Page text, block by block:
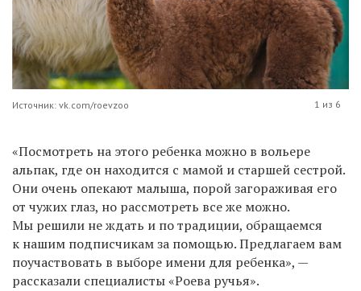
Источник: vk.com/roevzoo 1 из 6
«Посмотреть на этого ребенка можно в вольере
альпак, где он находится с мамой и старшей сестрой.
Они очень опекают малыша, порой загораживая его
от чужих глаз, но рассмотреть все же можно.
Мы решили не ждать и по традиции, обращаемся
к нашим подписчикам за помощью. Предлагаем вам
поучаствовать в выборе имени для ребенка», —
рассказали специалисты «Роева ручья».